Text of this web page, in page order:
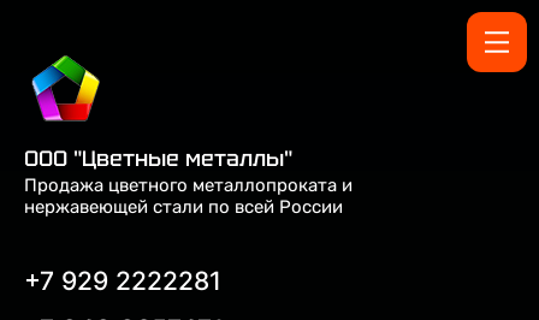
ООО "Цветные металлы"
Продажа цветного металлопроката и
нержавеющей стали по всей России
+7 929 2222281